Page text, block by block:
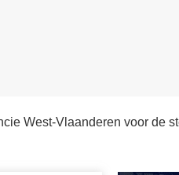
West-Vlaanderen voor de